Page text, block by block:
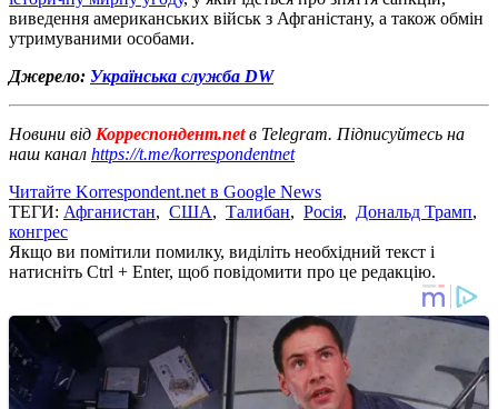
виведення американських військ з Афганістану, а також обмін
утримуваними особами.
Джерело: Українська служба DW
Новини від Корреспондент.netв Telegram. Підписуйтесь на
наш канал https://t.me/korrespondentnet
Читайте Korrespondent.net в Google News
ТЕГИ: Афганистан, США, Талибан, Росія, Дональд Трамп,
конгрес
Якщо ви помітили помилку, виділіть необхідний текст і
натисніть Ctrl + Enter, щоб повідомити про це редакцію.